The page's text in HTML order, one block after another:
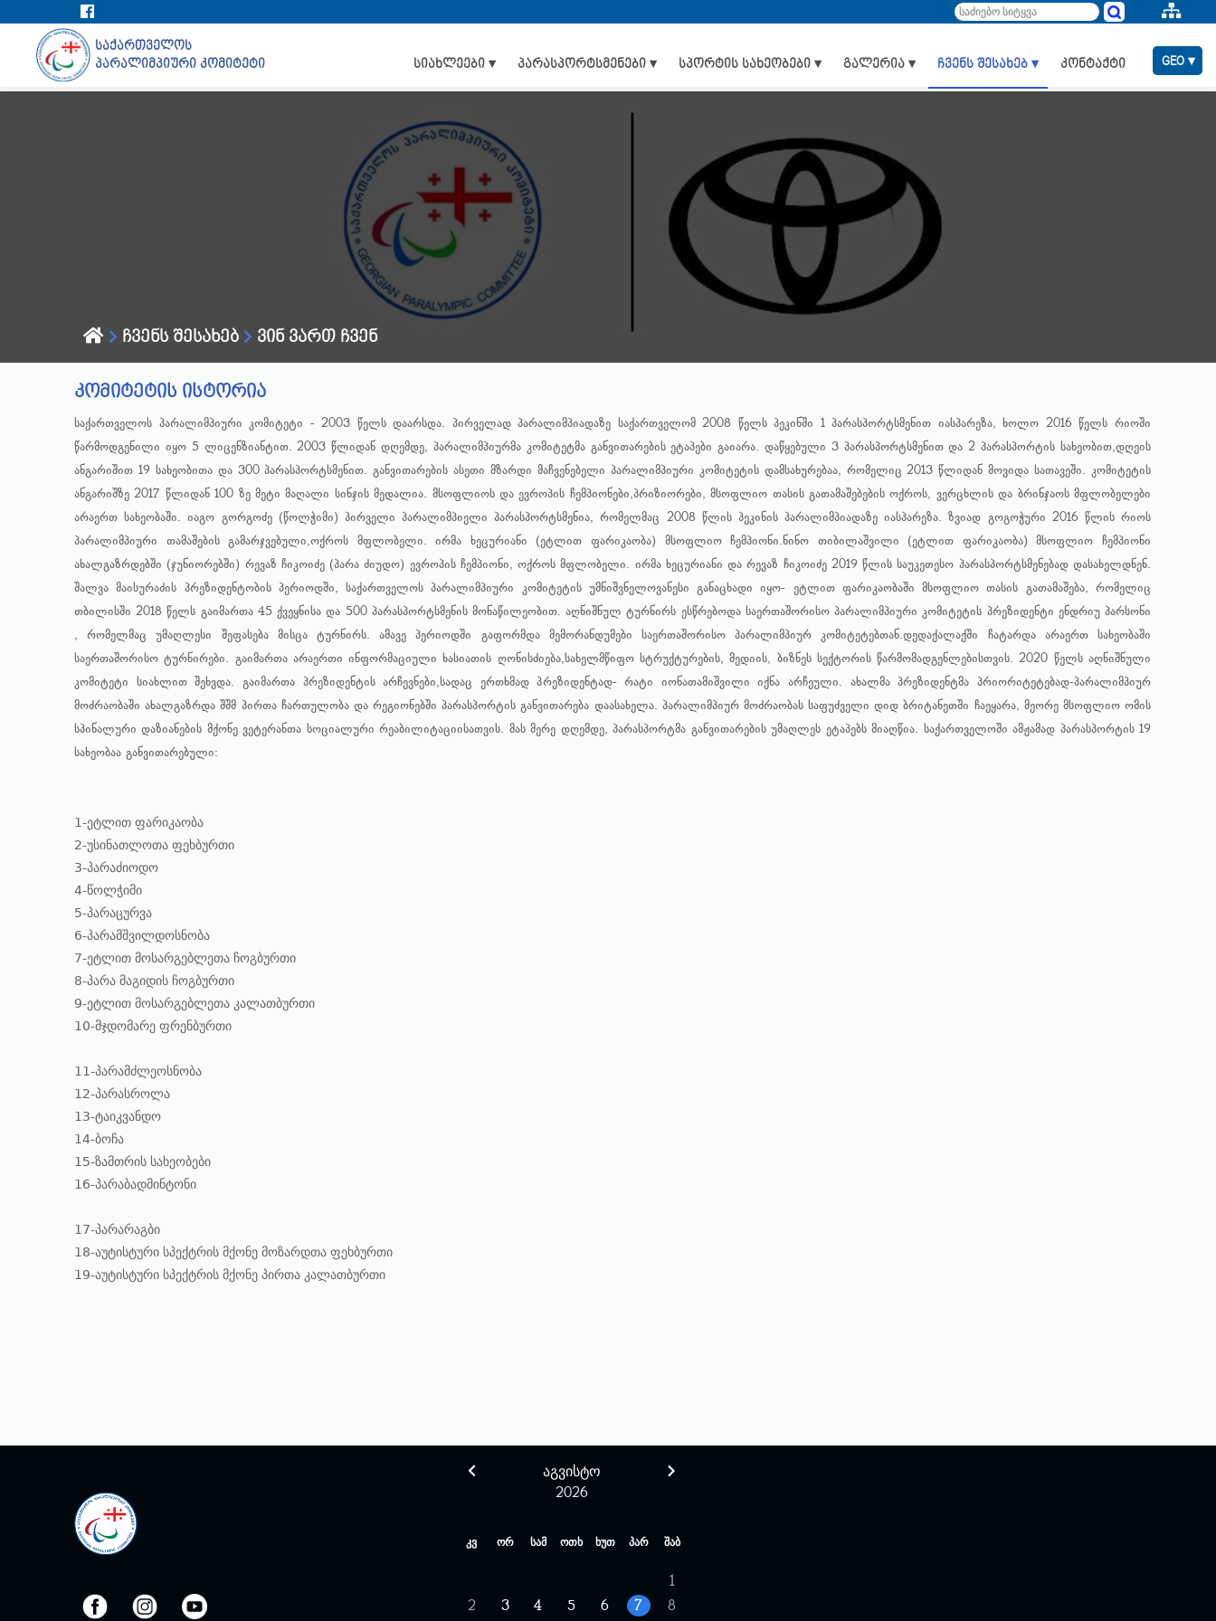
საქართველოს
პარალიმპიური კომიტეტი
სიახლეები ▾ პარასპორტსმენები ▾ სპორტის სახეობები ▾ გალერია ▾ ჩვენს შესახებ ▾ კონტაქტი GEO ▾
ჩვენს შესახებ ვინ ვართ ჩვენ
კომიტეტის ისტორია
საქართველოს პარალიმპიური კომიტეტი - 2003 წელს დაარსდა. პირველად პარალიმპიადაზე საქართველომ 2008 წელს პეკინში 1 პარასპორტსმენით იასპარეზა, ხოლო 2016 წელს რიოში
წარმოდგენილი იყო 5 ლიცენზიანტით. 2003 წლიდან დღემდე, პარალიმპიურმა კომიტეტმა განვითარების ეტაპები გაიარა. დაწყებული 3 პარასპორტსმენით და 2 პარასპორტის სახეობით,დღეის
ანგარიშით 19 სახეობითა და 300 პარასპორტსმენით. განვითარების ასეთი მზარდი მაჩვენებელი პარალიმპიური კომიტეტის დამსახურებაა, რომელიც 2013 წლიდან მოვიდა სათავეში. კომიტეტის
ანგარიშზე 2017 წლიდან 100 ზე მეტი მაღალი სინჯის მედალია. მსოფლიოს და ევროპის ჩემპიონები,პრიზიორები, მსოფლიო თასის გათამაშებების ოქროს, ვერცხლის და ბრინჯაოს მფლობელები
არაერთ სახეობაში. იაგო გორგოძე (წოლჭიმი) პირველი პარალიმპიელი პარასპორტსმენია, რომელმაც 2008 წლის პეკინის პარალიმპიადაზე იასპარეზა. ზვიად გოგოჭური 2016 წლის რიოს
პარალიმპიური თამაშების გამარჯვებული,ოქროს მფლობელი. ირმა ხეცურიანი (ეტლით ფარიკაობა) მსოფლიო ჩემპიონი.ნინო თიბილაშვილი (ეტლით ფარიკაობა) მსოფლიო ჩემპიონი
ახალგაზრდებში (ჯუნიორებში) რევაზ ჩიკოიძე (პარა ძიუდო) ევროპის ჩემპიონი, ოქროს მფლობელი. ირმა ხეცურიანი და რევაზ ჩიკოიძე 2019 წლის საუკეთესო პარასპორტსმენებად დასახელდნენ.
შალვა მაისურაძის პრეზიდენტობის პერიოდში, საქართველოს პარალიმპიური კომიტეტის უმნიშვნელოვანესი განაცხადი იყო- ეტლით ფარიკაობაში მსოფლიო თასის გათამაშება, რომელიც
თბილისში 2018 წელს გაიმართა 45 ქვეყნისა და 500 პარასპორტსმენის მონაწილეობით. აღნიშნულ ტურნირს ესწრებოდა საერთაშორისო პარალიმპიური კომიტეტის პრეზიდენტი ენდრიუ პარსონი
, რომელმაც უმაღლესი შეფასება მისცა ტურნირს. ამავე პერიოდში გაფორმდა მემორანდუმები საერთაშორისო პარალიმპიურ კომიტეტებთან.დედაქალაქში ჩატარდა არაერთ სახეობაში
საერთაშორისო ტურნირები. გაიმართა არაერთი ინფორმაციული ხასიათის ღონისძიება,სახელმწიფო სტრუქტურების, მედიის, ბიზნეს სექტორის წარმომადგენლებისთვის. 2020 წელს აღნიშნული
კომიტეტი სიახლით შეხვდა. გაიმართა პრეზიდენტის არჩევნები,სადაც ერთხმად პრეზიდენტად- რატი იონათამიშვილი იქნა არჩეული. ახალმა პრეზიდენტმა პრიორიტეტებად-პარალიმპიურ
მოძრაობაში ახალგაზრდა შშმ პირთა ჩართულობა და რეგიონებში პარასპორტის განვითარება დაასახელა. პარალიმპიურ მოძრაობას საფუძველი დიდ ბრიტანეთში ჩაეყარა, მეორე მსოფლიო ომის
სპინალური დაზიანების მქონე ვეტერანთა სოციალური რეაბილიტაციისათვის. მას მერე დღემდე, პარასპორტმა განვითარების უმაღლეს ეტაპებს მიაღწია. საქართველოში ამჟამად პარასპორტის 19
სახეობაა განვითარებული:
1-ეტლით ფარიკაობა
2-უსინათლოთა ფეხბურთი
3-პარაძიოდო
4-წოლჭიმი
5-პარაცურვა
6-პარამშვილდოსნობა
7-ეტლით მოსარგებლეთა ჩოგბურთი
8-პარა მაგიდის ჩოგბურთი
9-ეტლით მოსარგებლეთა კალათბურთი
10-მჯდომარე ფრენბურთი
11-პარამძლეოსნობა
12-პარასროლა
13-ტაიკვანდო
14-ბოჩა
15-ზამთრის სახეობები
16-პარაბადმინტონი
17-პარარაგბი
18-აუტისტური სპექტრის მქონე მოზარდთა ფეხბურთი
19-აუტისტური სპექტრის მქონე პირთა კალათბურთი
ᲐᲒᲕᲘᲡᲢᲝ
2026
კვ ორ სამ ოთხ ხუთ პარ შაბ
1
2
3 4 5 6 7 8